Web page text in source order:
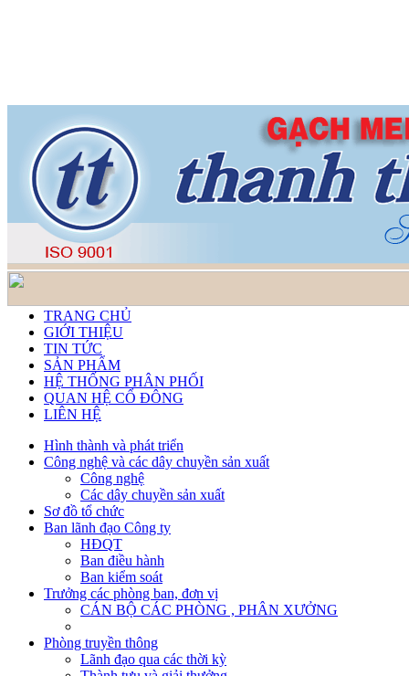
TRANG CHỦ
GIỚI THIỆU
TIN TỨC
SẢN PHẨM
HỆ THỐNG PHÂN PHỐI
QUAN HỆ CỔ ĐÔNG
LIÊN HỆ
Hình thành và phát triển
Công nghệ và các dây chuyền sản xuất
Công nghệ
Các dây chuyền sản xuất
Sơ đồ tổ chức
Ban lãnh đạo Công ty
HĐQT
Ban điều hành
Ban kiểm soát
Trưởng các phòng ban, đơn vị
CÁN BỘ CÁC PHÒNG , PHÂN XƯỞNG
Phòng truyền thông
Lãnh đạo qua các thời kỳ